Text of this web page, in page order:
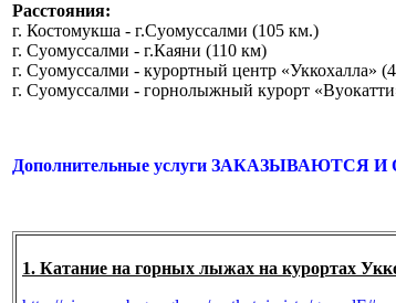
Расстояния:
г. Костомукша - г.Суомуссалми (105 км.)
г. Суомуссалми - г.Каяни (110 км)
г. Суомуссалми - курортный центр «Уккохалла»
г. Суомуссалми - горнолыжный курорт
Дополнительные услуги
1. Катание на горных лыжах на курортах